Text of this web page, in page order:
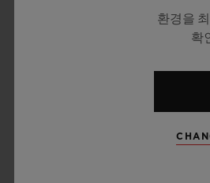
윤리적인 가치 사슬을 지향하
동 강령 윤리적이고 책임 있는
의 약속은 내부 조직 외에 더
장됩니다. 위블로는 LVMH
게 기본적인 원칙을 공유합니
환경을
확